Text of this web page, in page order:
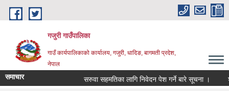
Skip to main content
गजुरी गाउँपालिका
गाउँ कार्यपालिकाको कार्यालय, गजुरी, धादिङ, बागमती प्रदेश,
नेपाल
समाचार सरुवा सहमतिका लागि निवेदन पेश गर्ने बारे सूचना ।